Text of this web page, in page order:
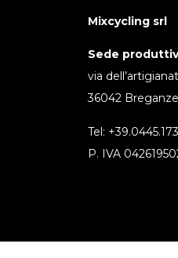
Mixcycling srl
Sede
via
36042
Tel:
P. IVA